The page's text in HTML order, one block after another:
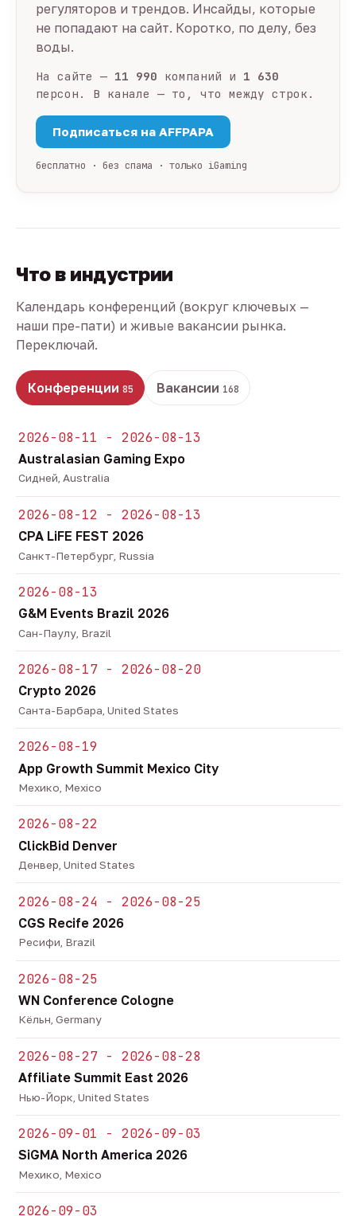
регуляторов и трендов. Инсайды, которые
не попадают на сайт. Коротко, по делу, без
воды.
На сайте — 11 990 компаний и 1 630
персон. В канале — то, что между строк.
Подписаться на AFFPAPA
бесплатно · без спама · только iGaming
Что в индустрии
Календарь конференций (вокруг ключевых —
наши пре-пати) и живые вакансии рынка.
Переключай.
Конференции 85 Вакансии 168
2026-08-11 - 2026-08-13
Australasian Gaming Expo
Сидней, Australia
2026-08-12 - 2026-08-13
CPA LiFE FEST 2026
Санкт-Петербург, Russia
2026-08-13
G&M Events Brazil 2026
Сан-Паулу, Brazil
2026-08-17 - 2026-08-20
Crypto 2026
Санта-Барбара, United States
2026-08-19
App Growth Summit Mexico City
Мехико, Mexico
2026-08-22
ClickBid Denver
Денвер, United States
2026-08-24 - 2026-08-25
CGS Recife 2026
Ресифи, Brazil
2026-08-25
WN Conference Cologne
Кёльн, Germany
2026-08-27 - 2026-08-28
Affiliate Summit East 2026
Нью-Йорк, United States
2026-09-01 - 2026-09-03
SiGMA North America 2026
Мехико, Mexico
2026-09-03